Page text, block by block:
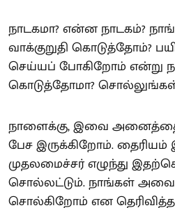
நாடகமா? என்ன நாடகம்?
வாக்குறுதி கொடுத்தோம்?
செய்யப் போகிறோம் என்று
கொடுத்தோமா?
நாளைக்கு, இவை
பேச இருக்கிறோம். தைரியம்
முதலமைச்சர் எழுந்து
சொல்லட்டும். நாங்கள்
சொல்கிறோம் என